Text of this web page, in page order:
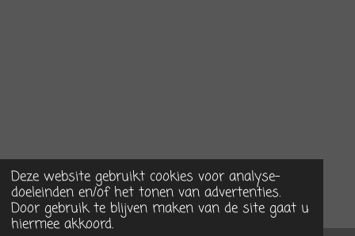
Deze website gebruikt cookies voor analyse-
doeleinden en/of het tonen van advertenties.
Door gebruik te blijven maken van de site gaat u
hiermee akkoord.